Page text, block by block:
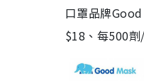
口罩品牌
$18、每500